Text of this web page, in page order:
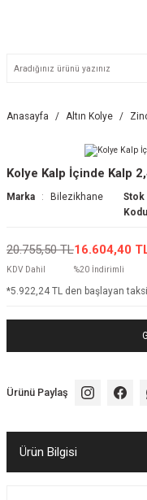
Anasayfa Altın Kolye
Kolye Kalp İçinde Kalp
Marka Bilezikhane
Stok
Kodu
20.755,50 TL
KDV Dahil
16.604,40
%20 İndirimli
*5.922,24 TL den başlayan
Ürünü Paylaş
Ürün Bilgisi